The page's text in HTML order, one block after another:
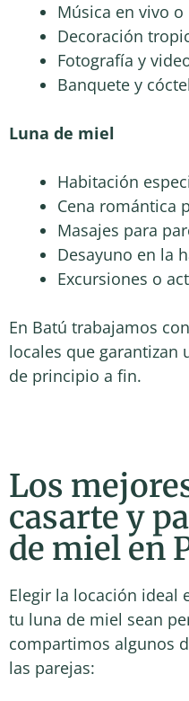
Música en vivo o
Decoración
Fotografía y
Banquete y
Luna de miel
Habitación
Cena romántica
Masajes para
Desayuno en la
Excursiones o
En Batú trabajamos
locales que garantizan
de principio a fin.
Los
casarte y
de miel en
Elegir la locación ideal
tu luna de miel sean
compartimos algunos
las parejas: